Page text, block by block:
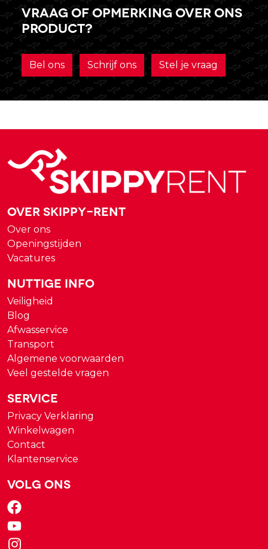
Vraag of opmerking over ons
product?
Bel ons Schrijf ons Stel je vraag
Over Skippy-rent
Over ons
Openingstijden
Vacatures
Nuttige Info
Veiligheid
Blog
Afwasservice
Transport
Algemene voorwaarden
Veel gestelde vragen
Service
Privacy Verklaring
Winkelwagen
Contact
Klantenservice
Volg ons